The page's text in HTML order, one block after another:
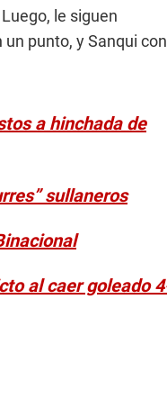
le siguen
punto, y Sanqui con
a hinchada de
sullaneros
al caer goleado